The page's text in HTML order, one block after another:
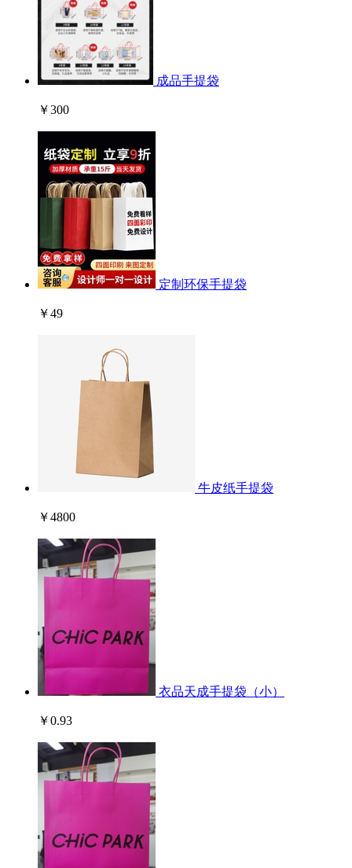
成品手提袋
￥300
定制环保手提袋
￥49
牛皮纸手提袋
￥4800
衣品天成手提袋（小）
￥0.93